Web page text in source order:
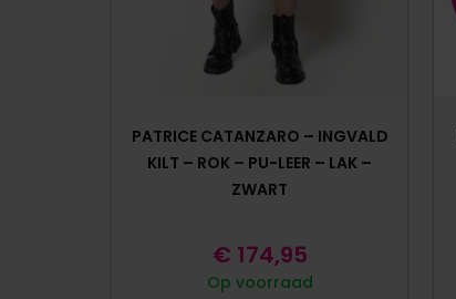
PATRICE CATANZARO – INGVALD
KILT – ROK – PU-LEER – LAK –
ZWART
Op voorraad
€ 174,95